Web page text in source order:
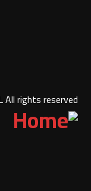
rights reserved